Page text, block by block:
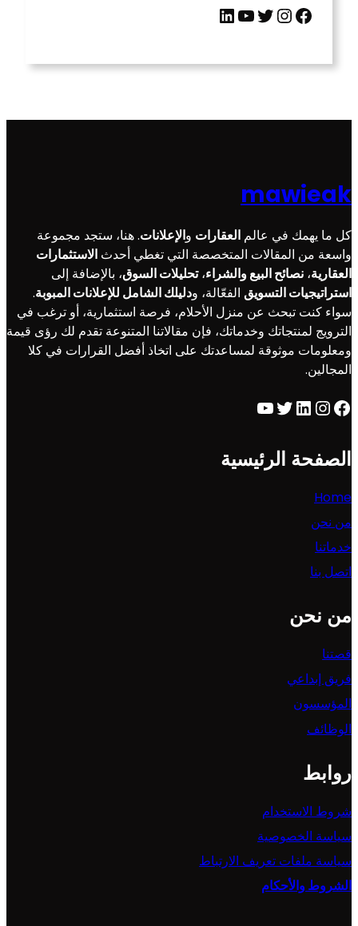
Facebook
Instagram
Twitter
YouTube
LinkedIn
mawieak
كل ما يهمك في عالم العقارات والإعلانات. هنا، ستجد مجموعة
واسعة من المقالات المتخصصة التي تغطي أحدث الاستثمارات
العقارية، نصائح البيع والشراء،تحليلات السوق، بالإضافة إلى
استراتيجيات التسويق الفعّالة، ودليلك الشامل للإعلانات المبوبة.
سواء كنت تبحث عن منزل الأحلام، فرصة استثمارية، أو ترغب في
الترويج لمنتجاتك وخدماتك، فإن مقالاتنا المتنوعة تقدم لك رؤى قيمة
ومعلومات موثوقة لمساعدتك على اتخاذ أفضل القرارات في كلا
المجالين.
Facebook
Instagram
LinkedIn
Twitter
YouTube
الصفحة الرئيسية
Home
من نحن
خدماتنا
اتصل بنا
من نحن
قصتنا
فريق إبداعي
المؤسسون
الوظائف
روابط
شروط الاستخدام
سياسة الخصوصية
سياسة ملفات تعريف الارتباط
الشروط والأحكام